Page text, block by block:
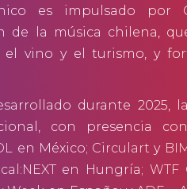
es impulsado por
de la música chilena,
el vino y el turismo, y
durante 2025,
con presencia
en México; Circulart y
en Hungría; WTF